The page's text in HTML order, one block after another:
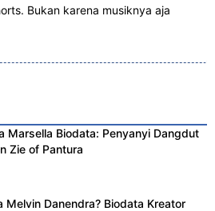
Bukan karena musiknya aja
Marsella Biodata: Penyanyi Dangdut
Zie of Pantura
Melvin Danendra? Biodata Kreator